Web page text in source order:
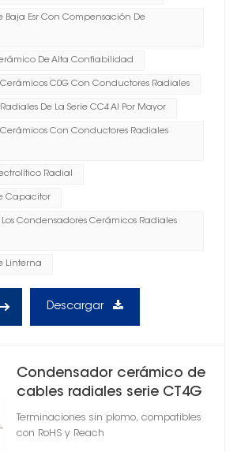
Baja Esr Con Compensación De
De Alta Confiabilidad
C0G Con Conductores Radiales
De La Serie CC4 Al Por Mayor
Con Conductores Radiales
Radial
Capacitor
Condensadores Cerámicos Radiales
Linterna
Descargar
Condensador cerámico de
cables radiales serie CT4G
X5R
Terminaciones sin plomo, compatibles
con RoHS y Reach